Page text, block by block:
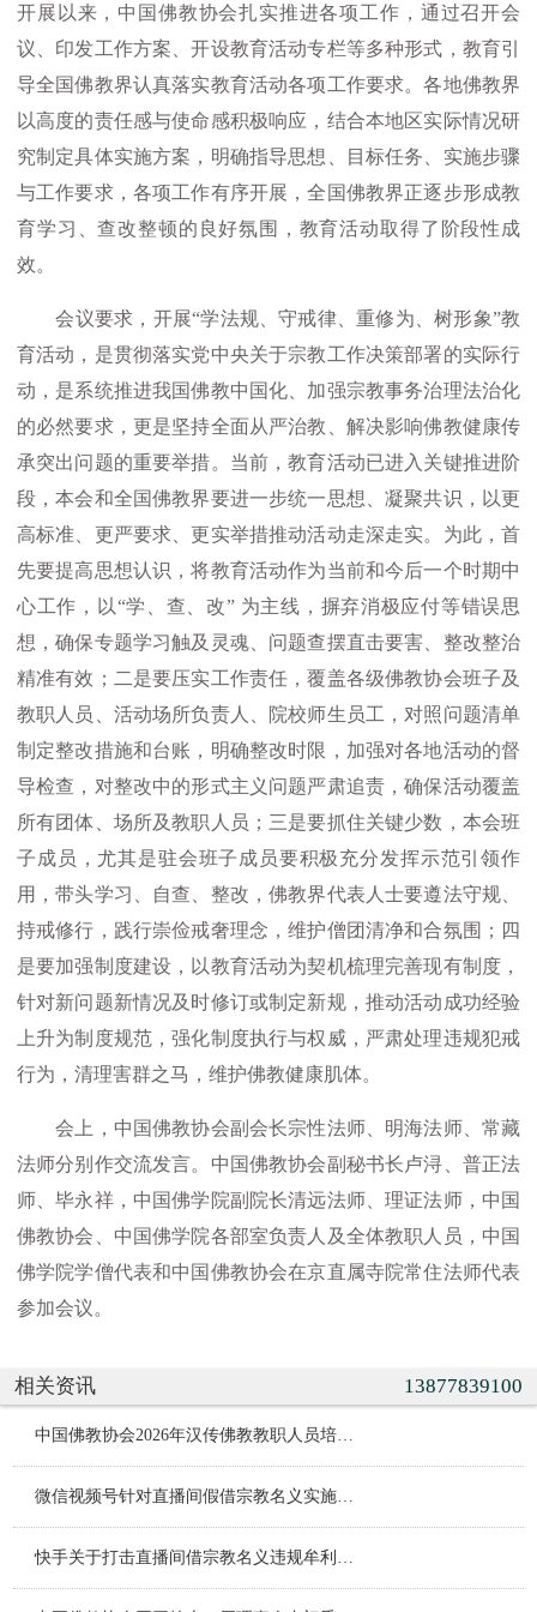
开展以来，中国佛教协会扎实推进各项工作，通过召开会
议、印发工作方案、开设教育活动专栏等多种形式，教育引
导全国佛教界认真落实教育活动各项工作要求。各地佛教界
以高度的责任感与使命感积极响应，结合本地区实际情况研
究制定具体实施方案，明确指导思想、目标任务、实施步骤
与工作要求，各项工作有序开展，全国佛教界正逐步形成教
育学习、查改整顿的良好氛围，教育活动取得了阶段性成
效。
会议要求，开展“学法规、守戒律、重修为、树形象”教
育活动，是贯彻落实党中央关于宗教工作决策部署的实际行
动，是系统推进我国佛教中国化、加强宗教事务治理法治化
的必然要求，更是坚持全面从严治教、解决影响佛教健康传
承突出问题的重要举措。当前，教育活动已进入关键推进阶
段，本会和全国佛教界要进一步统一思想、凝聚共识，以更
高标准、更严要求、更实举措推动活动走深走实。为此，首
先要提高思想认识，将教育活动作为当前和今后一个时期中
心工作，以“学、查、改” 为主线，摒弃消极应付等错误思
想，确保专题学习触及灵魂、问题查摆直击要害、整改整治
精准有效；二是要压实工作责任，覆盖各级佛教协会班子及
教职人员、活动场所负责人、院校师生员工，对照问题清单
制定整改措施和台账，明确整改时限，加强对各地活动的督
导检查，对整改中的形式主义问题严肃追责，确保活动覆盖
所有团体、场所及教职人员；三是要抓住关键少数，本会班
子成员，尤其是驻会班子成员要积极充分发挥示范引领作
用，带头学习、自查、整改，佛教界代表人士要遵法守规、
持戒修行，践行崇俭戒奢理念，维护僧团清净和合氛围；四
是要加强制度建设，以教育活动为契机梳理完善现有制度，
针对新问题新情况及时修订或制定新规，推动活动成功经验
上升为制度规范，强化制度执行与权威，严肃处理违规犯戒
行为，清理害群之马，维护佛教健康肌体。
会上，中国佛教协会副会长宗性法师、明海法师、常藏
法师分别作交流发言。中国佛教协会副秘书长卢浔、普正法
师、毕永祥，中国佛学院副院长清远法师、理证法师，中国
佛教协会、中国佛学院各部室负责人及全体教职人员，中国
佛学院学僧代表和中国佛教协会在京直属寺院常住法师代表
参加会议。
相关资讯 13877839100